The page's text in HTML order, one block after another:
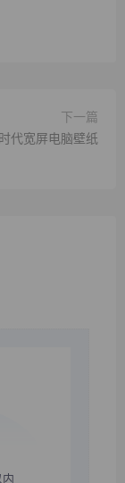
下一篇
代宽屏电脑壁纸